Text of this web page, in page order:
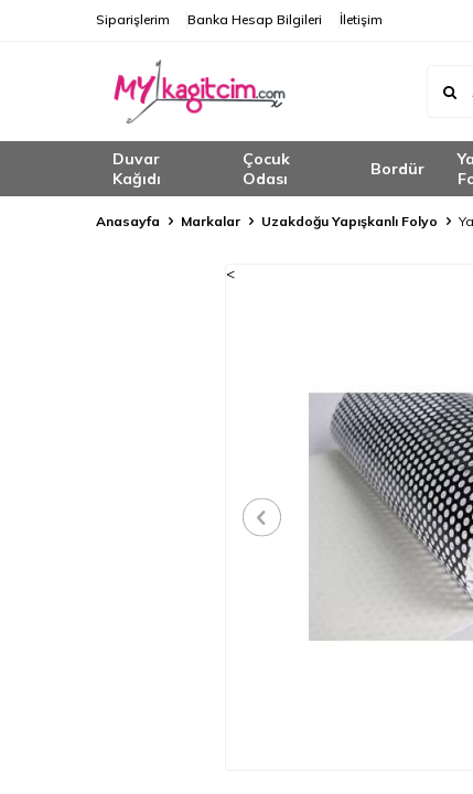
Siparişlerim Banka Hesap Bilgileri İletişim
Duvar
Kağıdı
Çocuk
Odası
Bordür
Anasayfa Markalar Uzakdoğu Yapışkanlı Folyo
<